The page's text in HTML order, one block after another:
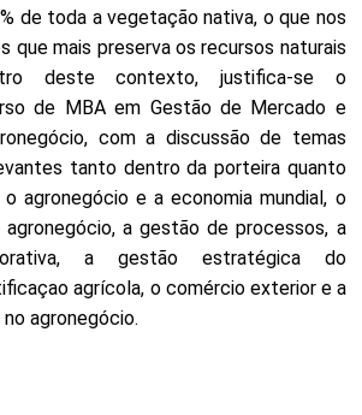
de toda a vegetação nativa, o que nos
que mais preserva os recursos naturais
deste contexto, justifica-se o
de MBA em Gestão de Mercado e
com a discussão de temas
tanto dentro da porteira quanto
agronegócio e a economia mundial, o
a gestão de processos, a
a gestão estratégica do
agrícola, o comércio exterior e a
agronegócio.